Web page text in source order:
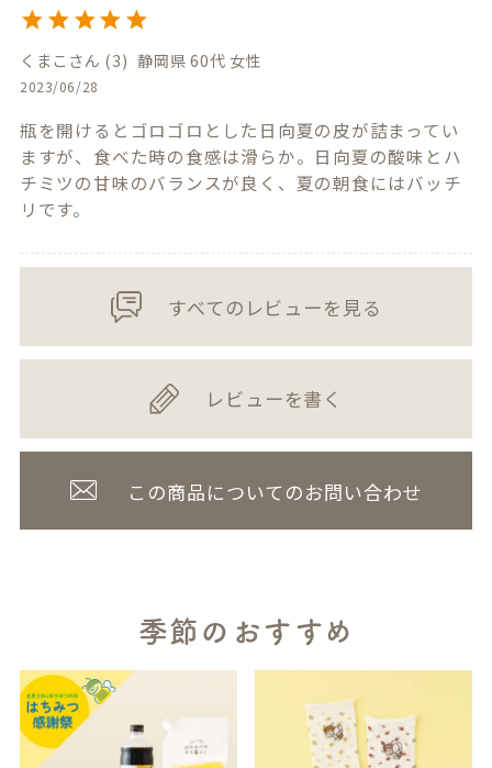
くまこ 3 静岡県 60代 女性
2023/06/28
瓶を開けるとゴロゴロとした日向夏の皮が詰まってい
ますが、食べた時の食感は滑らか。日向夏の酸味とハ
チミツの甘味のバランスが良く、夏の朝食にはバッチ
リです。
すべてのレビューを見る
レビューを書く
この商品についてのお問い合わせ
季節のおすすめ